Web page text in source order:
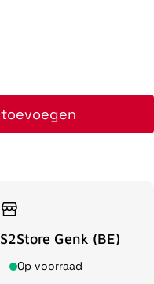
S2Store Genk (BE)
Op voorraad